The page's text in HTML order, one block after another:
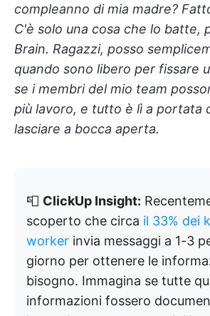
compleanno di mia madre?
C'è solo una cosa che lo batte,
Brain. Ragazzi, posso
quando sono libero per fissare
se i membri del mio team
più lavoro, e tutto è lì a portata
lasciare a bocca aperta.
📮 ClickUp Insight:
scoperto che circa il 33% dei
worker invia messaggi a 1-3
giorno per ottenere le
bisogno. Immagina se tutte
informazioni fossero